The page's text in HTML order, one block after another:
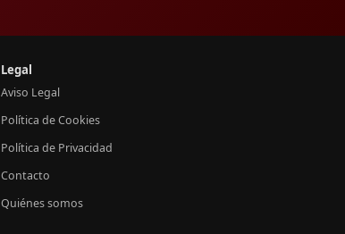
Legal
Aviso Legal
Política de Cookies
Política de Privacidad
Contacto
Quiénes somos